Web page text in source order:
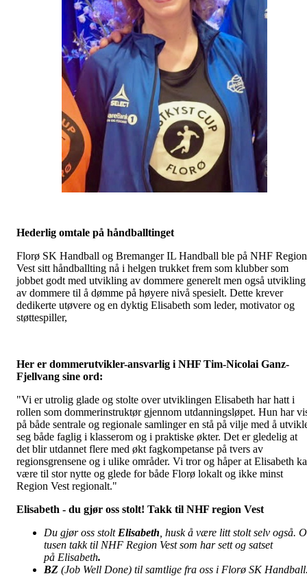
Hederlig omtale på håndballtinget
Florø SK Handball og Bremanger IL Handball ble på NHF Region
Vest sitt håndballting nå i helgen trukket frem som klubber som
jobbet godt med utvikling av dommere generelt men også utvikling
av dommere til å dømme på høyere nivå spesielt. Dette krever
dedikerte utøvere og en dyktig Elisabeth som leder, motivator og
støttespiller,
Her er dommerutvikler-ansvarlig i NHF Tim-Nicolai Ganz-
Fjellvang sine ord:
"Vi er utrolig glade og stolte over utviklingen Elisabeth har hatt i
rollen som dommerinstruktør gjennom utdanningsløpet. Hun har
på både sentrale og regionale samlinger en stå på vilje med å
seg både faglig i klasserom og i praktiske økter. Det er gledelig at
det blir utdannet flere med økt fagkompetanse på tvers av
regionsgrensene og i ulike områder. Vi tror og håper at Elisabeth
være til stor nytte og glede for både Florø lokalt og ikke minst
Region Vest regionalt."
Elisabeth - du gjør oss stolt! Takk til NHF region Vest
Du gjør oss stolt Elisabeth , husk å være litt stolt selv også.
tusen takk til NHF Region Vest som har sett og satset
på Elisabeth.
BZ (Job Well Done) til samtlige fra oss i Florø SK